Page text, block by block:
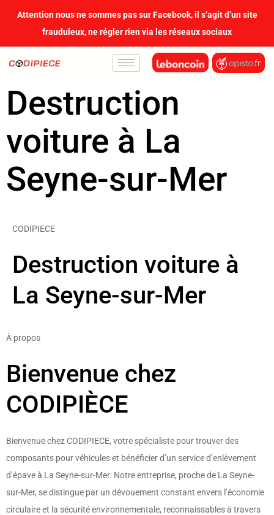
principal
Attention nous ne sommes pas sur Facebook, il s’agit d’un site
frauduleux, ne régler rien via les réseaux sociaux
Destruction
voiture à La
Seyne-sur-Mer
CODIPIECE
Destruction voiture à
La Seyne-sur-Mer
À propos
Bienvenue chez
CODIPIÈCE
Bienvenue chez CODIPIECE, votre spécialiste pour trouver des
composants pour véhicules et bénéficier d’un service d’enlèvement
d’épave à La Seyne-sur-Mer. Notre entreprise, proche de La Seyne-
sur-Mer, se distingue par un dévouement constant envers l’économie
circulaire et la sécurité environnementale, reconnaissables à travers